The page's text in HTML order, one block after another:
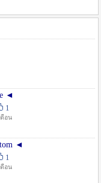
◄
1
ดือน
◄
1
ดือน